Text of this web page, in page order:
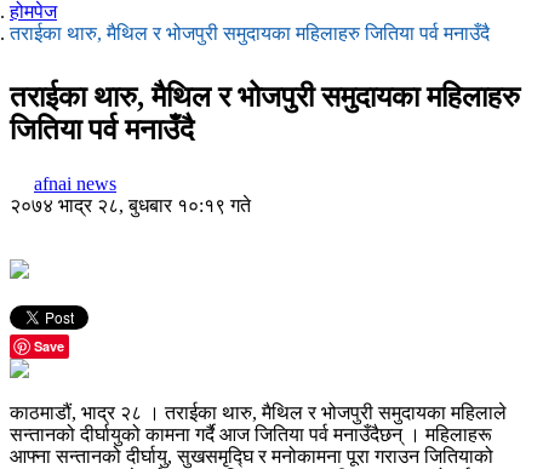
होमपेज
तराईका थारु, मैथिल र भोजपुरी समुदायका महिलाहरु जितिया पर्व मनाउँदै
तराईका थारु, मैथिल र भोजपुरी समुदायका महिलाहरु
जितिया पर्व मनाउँदै
afnai news
२०७४ भाद्र २८, बुधबार १०:१९ गते
Save
काठमाडौं, भाद्र २८ । तराईका थारु, मैथिल र भोजपुरी समुदायका महिलाले
सन्तानको दीर्घायुको कामना गर्दै आज जितिया पर्व मनाउँदैछन् । महिलाहरू
आफ्ना सन्तानको दीर्घायु, सुखसमृद्घि र मनोकामना पूरा गराउन जितियाको